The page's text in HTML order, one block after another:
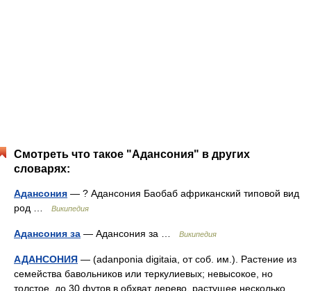
Смотреть что такое "Адансония" в других
словарях:
Адансония — ? Адансония Баобаб африканский типовой вид
род …
Википедия
Адансония за — Адансония за … Википедия
АДАНСОНИЯ — (adanponia digitaia, от соб. им.). Растение из
семейства бавольников или теркулиевых; невысокое, но
толстое, до 30 футов в обхват дерево, растущее несколько